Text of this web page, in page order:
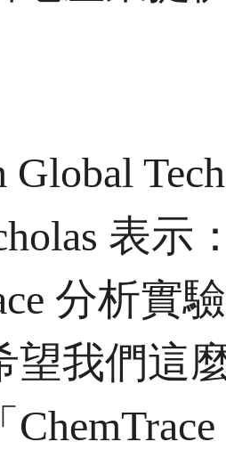
Global
表
分析實
望我們這